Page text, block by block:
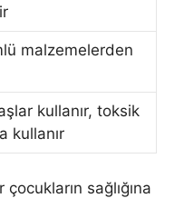
malzemelerden
kullanır, toksik
kullanır
sağlığına